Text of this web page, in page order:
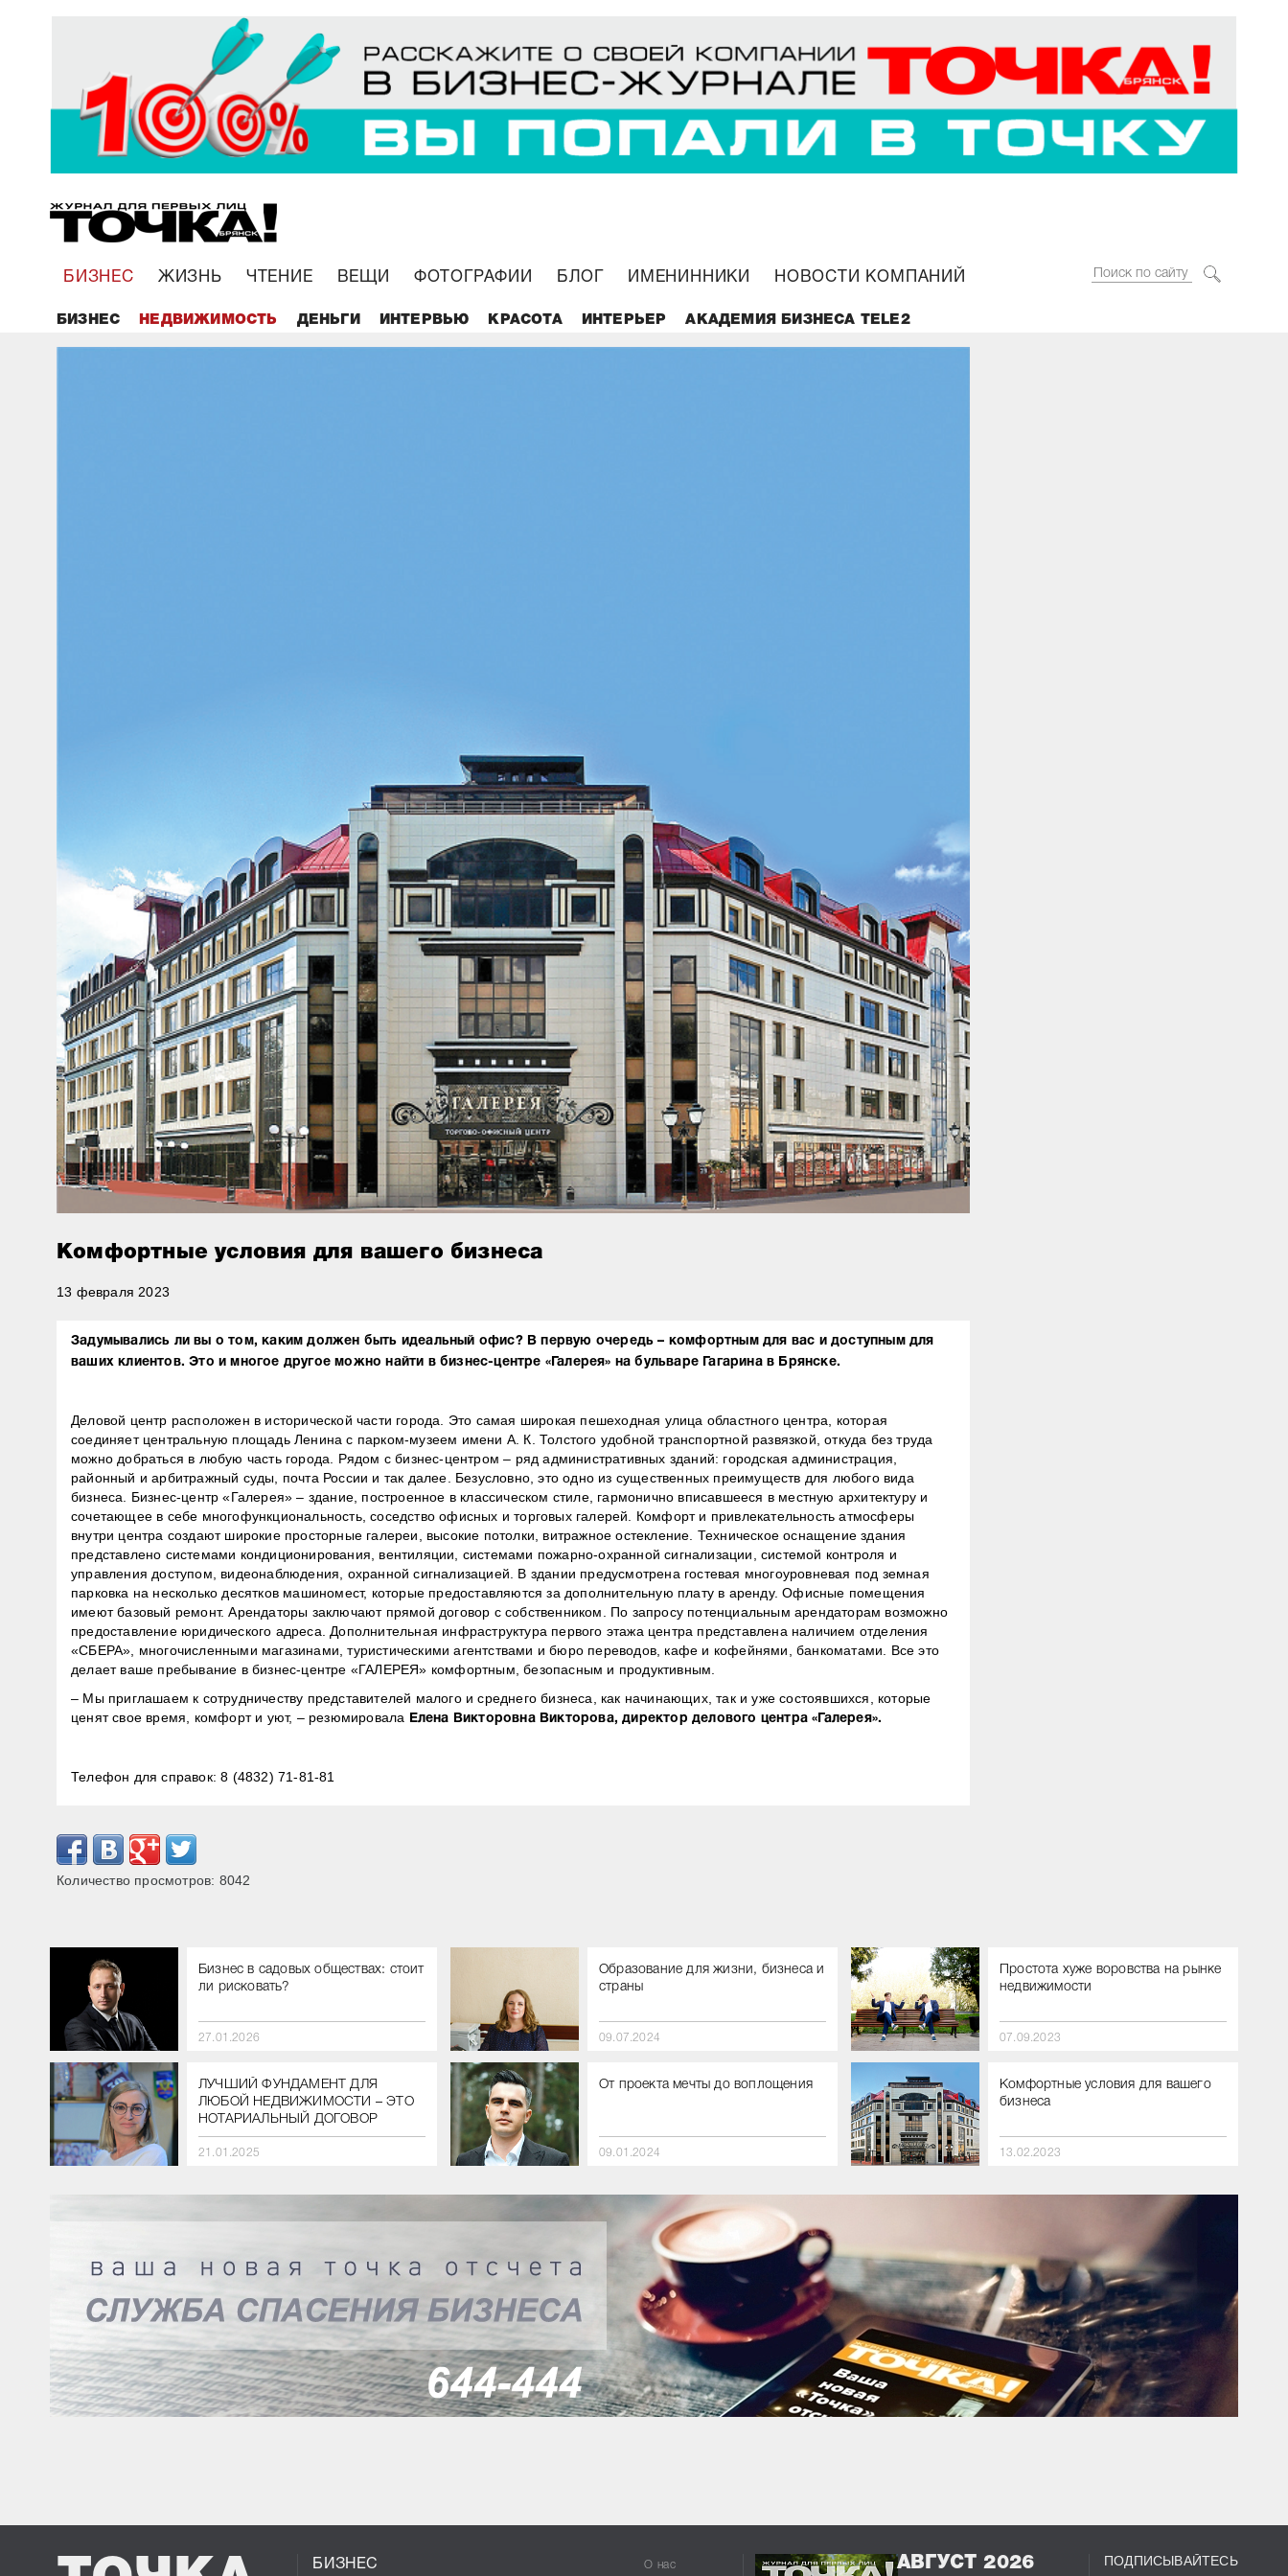
БИЗНЕС ЖИЗНЬ ЧТЕНИЕ ВЕЩИ ФОТОГРАФИИ БЛОГ ИМЕНИННИКИ НОВОСТИ КОМПАНИЙ
БИЗНЕС НЕДВИЖИМОСТЬ ДЕНЬГИ ИНТЕРВЬЮ КРАСОТА ИНТЕРЬЕР АКАДЕМИЯ БИЗНЕСА TELE2
Комфортные условия для вашего бизнеса
13 февраля 2023
Задумывались ли вы о том, каким должен быть идеальный офис? В первую очередь – комфортным для вас и доступным для
ваших клиентов. Это и многое другое можно найти в бизнес-центре «Галерея» на бульваре Гагарина в Брянске.
Деловой центр расположен в исторической части города. Это самая широкая пешеходная улица областного центра, которая
соединяет центральную площадь Ленина с парком-музеем имени А. К. Толстого удобной транспортной развязкой, откуда без труда
можно добраться в любую часть города. Рядом с бизнес-центром – ряд административных зданий: городская администрация,
районный и арбитражный суды, почта России и так далее. Безусловно, это одно из существенных преимуществ для любого вида
бизнеса. Бизнес-центр «Галерея» – здание, построенное в классическом стиле, гармонично вписавшееся в местную архитектуру и
сочетающее в себе многофункциональность, соседство офисных и торговых галерей. Комфорт и привлекательность атмосферы
внутри центра создают широкие просторные галереи, высокие потолки, витражное остекление. Техническое оснащение здания
представлено системами кондиционирования, вентиляции, системами пожарно-охранной сигнализации, системой контроля и
управления доступом, видеонаблюдения, охранной сигнализацией. В здании предусмотрена гостевая многоуровневая под земная
парковка на несколько десятков машиномест, которые предоставляются за дополнительную плату в аренду. Офисные помещения
имеют базовый ремонт. Арендаторы заключают прямой договор с собственником. По запросу потенциальным арендаторам возможно
предоставление юридического адреса. Дополнительная инфраструктура первого этажа центра представлена наличием отделения
«СБЕРА», многочисленными магазинами, туристическими агентствами и бюро переводов, кафе и кофейнями, банкоматами. Все это
делает ваше пребывание в бизнес-центре «ГАЛЕРЕЯ» комфортным, безопасным и продуктивным.
– Мы приглашаем к сотрудничеству представителей малого и среднего бизнеса, как начинающих, так и уже состоявшихся, которые
ценят свое время, комфорт и уют, – резюмировала
Елена Викторовна Викторова, директор делового центра «Галерея».
Телефон для справок: 8 (4832) 71-81-81
Количество просмотров: 8042
Бизнес в садовых обществах: стоит
ли рисковать?
27.01.2026
ЛУЧШИЙ ФУНДАМЕНТ ДЛЯ
ЛЮБОЙ НЕДВИЖИМОСТИ – ЭТО
НОТАРИАЛЬНЫЙ ДОГОВОР
21.01.2025
Образование для жизни, бизнеса и
страны
09.07.2024
От проекта мечты до воплощения
09.01.2024
Простота хуже воровства на рынке
недвижимости
07.09.2023
Комфортные условия для вашего
бизнеса
13.02.2023
БИЗНЕС О нас АВГУСТ 2026 ПОДПИСЫВАЙТЕСЬ